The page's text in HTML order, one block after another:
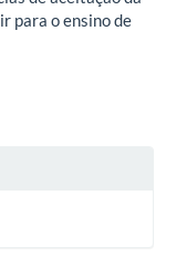
para o ensino de